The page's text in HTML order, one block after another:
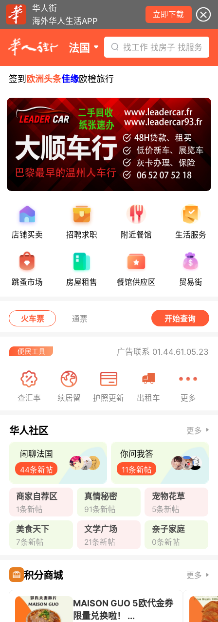
华人街
海外华人生活APP
立即下载
法国 找工作 找房子 找服务
签到 欧洲头条佳缘欧橙旅行
店铺买卖 招聘求职 附近餐馆 生活服务
跳蚤市场 房屋租售 餐馆供应区 贸易街
火车票 通票 开始查询
广告联系 01.44.61.05.23
查汇率 续居留 护照更新 出租车 更多
华人社区 更多
闲聊法国
44条新帖
你问我答
11条新帖
商家自荐区
1条新帖
真情秘密
91条新帖
宠物花草
5条新帖
美食天下
7条新帖
文学广场
21条新帖
亲子家庭
0条新帖
积分商城 更多
MAISON GUO 5欧代金券
限量兑换啦！ ...